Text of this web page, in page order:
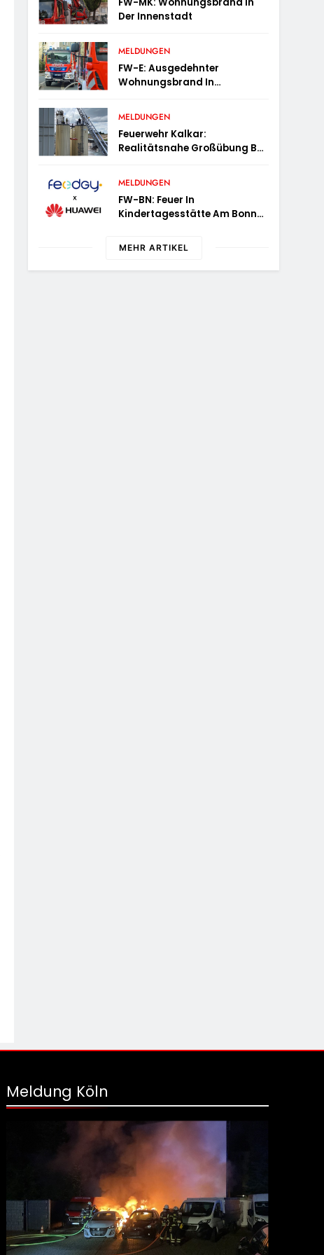
Der Innenstadt
MELDUNGEN
FW-E: Ausgedehnter
Wohnungsbrand In
Personen Müssen
Untergebracht Werden
MELDUNGEN
Feuerwehr Kalkar:
Realitätsnahe Großübung Bei
Fordert Zahlreiche
Einsatzkräfte
MELDUNGEN
FW-BN: Feuer In
Kindertagesstätte Am Bonner
MEHR ARTIKEL
Meldung Köln